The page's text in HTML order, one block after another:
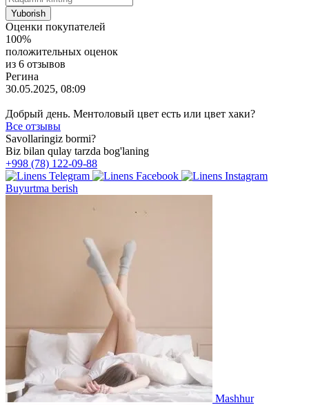
Оценки покупателей
100%
положительных оценок
из 6 отзывов
Регина
30.05.2025, 08:09
Добрый день. Ментоловый цвет есть или цвет хаки?
Все отзывы
Savollaringiz bormi?
Biz bilan qulay tarzda bog'laning
+998 (78) 122-09-88
Buyurtma berish
Mashhur